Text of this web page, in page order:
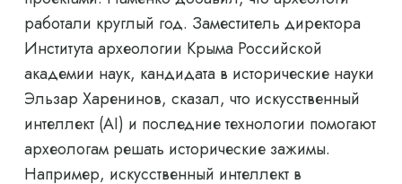
работали круглый год. Заместитель директора
Института археологии Крыма Российской
академии наук, кандидата в исторические науки
Эльзар Харенинов, сказал, что искусственный
интеллект (AI) и последние технологии помогают
археологам решать исторические зажимы.
Например, искусственный интеллект в